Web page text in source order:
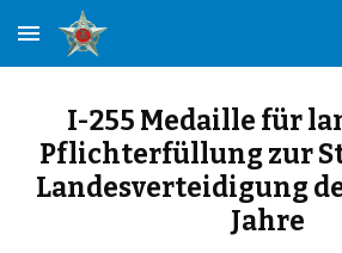
Skip to main content
I-255 Medaille für
Pflichterfüllung zur
Landesverteidigung
Jahre